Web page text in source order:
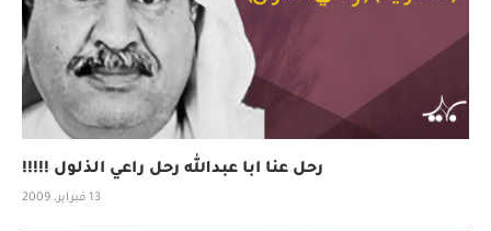
رحل عنا ابا عبدالله رحل راعي الذلول !!!!!
13 فبراير، 2009